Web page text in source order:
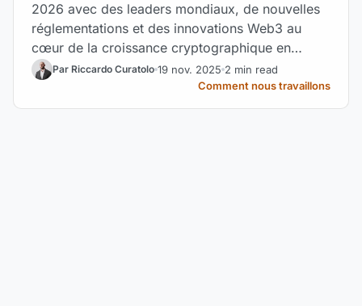
2026 avec des leaders mondiaux, de nouvelles
réglementations et des innovations Web3 au
cœur de la croissance cryptographique en
Türkiye.
Par Riccardo Curatolo 19 nov. 2025 2 min read
Comment nous travaillons